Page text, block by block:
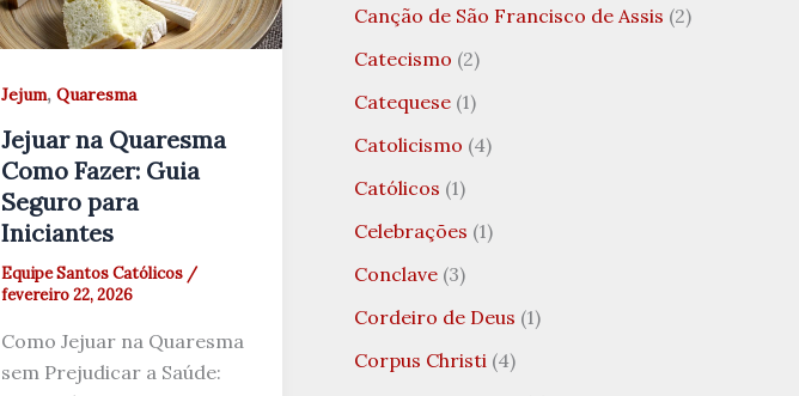
Jejum,Quaresma
Jejuar na Quaresma
Como Fazer: Guia
Seguro para
Iniciantes
Equipe Santos Católicos /
fevereiro 22, 2026
Como Jejuar na Quaresma
sem Prejudicar a Saúde:
Canção de São Francisco de Assis (2)
Catecismo (2)
Catequese (1)
Catolicismo (4)
Católicos (1)
Celebrações (1)
Conclave (3)
Cordeiro de Deus (1)
Corpus Christi (4)